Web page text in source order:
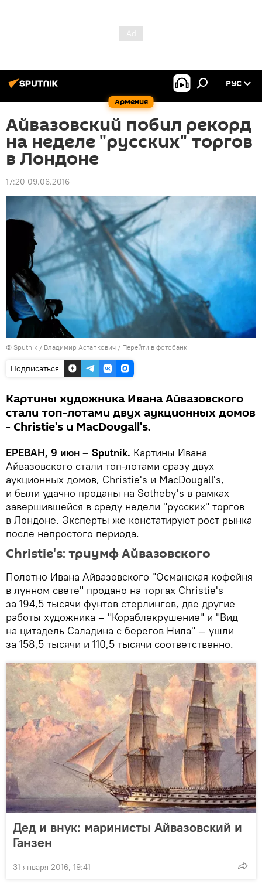
Армения
РУС
Айвазовский побил рекорд
на неделе "русских" торгов
в Лондоне
17:20 09.06.2016
© Sputnik / Владимир Астапкович / Перейти в фотобанк
Подписаться
Картины художника Ивана Айвазовского
стали топ-лотами двух аукционных домов
- Christie's и MacDougall's.
ЕРЕВАН, 9 июн – Sputnik. Картины Ивана
Айвазовского стали топ-лотами сразу двух
аукционных домов, Christie's и MacDougall's,
и были удачно проданы на Sotheby's в рамках
завершившейся в среду недели "русских" торгов
в Лондоне. Эксперты же констатируют рост рынка
после непростого периода.
Christie's: триумф Айвазовского
Полотно Ивана Айвазовского "Османская кофейня
в лунном свете" продано на торгах Christie's
за 194,5 тысячи фунтов стерлингов, две другие
работы художника – "Кораблекрушение" и "Вид
на цитадель Саладина с берегов Нила" — ушли
за 158,5 тысячи и 110,5 тысячи соответственно.
Дед и внук: маринисты Айвазовский и
Ганзен
31 января 2016, 19:41